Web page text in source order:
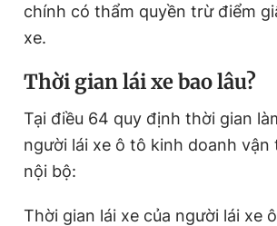
chính có thẩm quyền trừ điểm
xe.
Thời gian lái xe bao lâu?
Tại điều 64 quy định thời gian
người lái xe ô tô kinh doanh vận
nội bộ:
Thời gian lái xe của người lái xe